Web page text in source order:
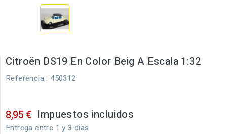
Citroën DS19 En Color Beig A Escala 1:32
Referencia : 450312
8,95 € Impuestos incluidos
Entrega entre 1 y 3 dias